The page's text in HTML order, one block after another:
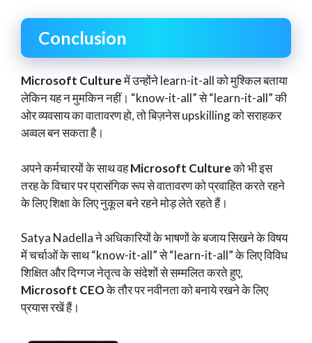
Conclusion
Microsoft Cultureमें उन्होंने learn-it-all को मुश्किल बताया
लेकिन यह न मुमकिन नहीं। “know-it-all” से “learn-it-all” की
ओर व्यवसाय का वातावरण हो, तो बिज़नेस upskilling को सराहकर
अव्वल बन सकता है।
अपने कर्मचारयों के साथ वहMicrosoft Cultureको भी इस
तरह के विचार पर प्रासंगिक रूप से वातावरण को प्रवाहित करते रहने
के लिए शिक्षा के लिए नुकूल बने रहने मोड़ लेते रहते हैं।
Satya Nadella ने अधिकारियों के भाषणों के बजाय सिखने के विषय
में चर्चाओं के साथ “know-it-all” से “learn-it-all” के लिए विविध
शिक्षित और दिग्गज नेतृत्व के संदेशों से सम्मलित करते हुए,
Microsoft CEOके तौर पर नवीनता को बनाये रखने के लिए
प्रयास रखें हैं।